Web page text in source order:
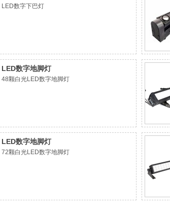
LED数字下巴灯
LED数字地脚灯
48颗白光LED数字地脚灯
LED数字地脚灯
72颗白光LED数字地脚灯